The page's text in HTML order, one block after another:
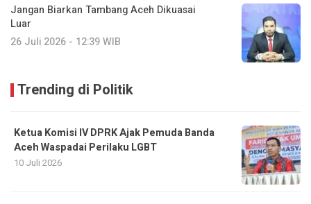
Jangan Biarkan Tambang Aceh Dikuasai
Luar
26 Juli 2026 - 12:39 WIB
Trending di Politik
Ketua Komisi IV DPRK Ajak Pemuda Banda
Aceh Waspadai Perilaku LGBT
10 Juli 2026